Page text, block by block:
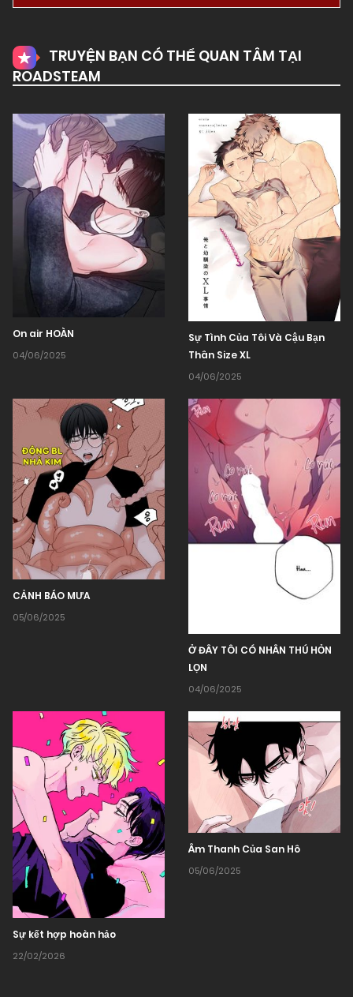
TRUYỆN BẠN CÓ THỂ QUAN TÂM TẠI
ROADSTEAM
On air HOÀN
04/06/2025
Sự Tình Của Tôi Và Cậu Bạn
Thân Size XL
04/06/2025
CẢNH BÁO MƯA
05/06/2025
Ở ĐÂY TÔI CÓ NHÂN THÚ HỎN
LỌN
04/06/2025
Sự kết hợp hoàn hảo
22/02/2026
Âm Thanh Của San Hô
05/06/2025